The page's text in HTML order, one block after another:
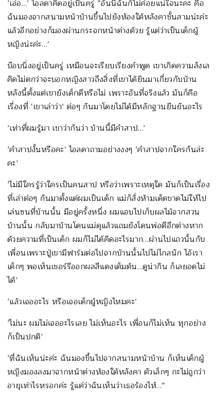
‘เอ่อ…’ ไอลดาคิดอยู่เป็นครู่ “อันนี้ฉันก็ไม่ค่อยแน่ใจนะคะ คือ
ฉันมองจากสนามหน้าบ้านขึ้นไปยังห้องใต้หลังคาชั้นสามน่ะค่ะ
แล้วอีกอย่างก็มองผ่านกระจกหน้าต่างด้วย รู้แต่ว่าเป็นเด็กผู้
หญิงน่ะค่ะ…’
บ๊อบนิ่งอยู่เป็นครู่ เหมือนจะเรียบเรียงคำพูด เขาเกิดความลังเล
คิดไม่ตกว่าจะบอกหญิงสาวถึงสิ่งที่เขาได้ยินมาเกี่ยวกับบ้าน
หลังนี้ตั้งแต่เขายังเด็กดีหรือไม่ เพราะอันที่จริงแล้ว มันก็คือ
เรื่องที่ ‘เขาเล่าว่า’ ต่อๆ กันมาโดยไม่ได้มีหลักฐานยืนยันอะไร
‘เท่าที่ผมรู้มา เขาว่ากันว่า บ้านนี้มีคำสาป…’
‘คำสาปงั้นหรือคะ’ ไอลดาถามอย่างงงๆ ‘คำสาปจากใครกันล่ะ
คะ’
‘ไม่มีใครรู้ว่าใครเป็นคนสาป หรือว่าเพราะเหตุใด มันก็เป็นเรื่อง
ที่เล่าต่อๆ กันมาตั้งแต่ผมเป็นเด็ก แม่ก็สั่งห้ามเด็ดขาดไม่ให้ไป
เล่นซนที่บ้านนั้น มีอยู่ครั้งหนึ่ง ผมแอบไปเก็บผลไม้จากสวน
บ้านนั้น กลับมาบ้านโดนแม่ดุแล้วแถมยังโดนพ่อตีอีกต่างหาก
ด้วยความที่เป็นเด็ก ผมก็ไม่ได้คิดอะไรมาก…ผ่านไปแถวนั้นกับ
เพื่อนเพราะปู่เขามีฟาร์มต่อไปจากบ้านนั้นไปไม่ไกลนัก ไอ้เรา
เด็กๆ พอเห็นเชอร์รีออกผลสีแดงเต็มต้น…ดูน่ากิน ก็เลยอดไม่
ได้’
‘แล้วเจออะไร หรือเจอเด็กผู้หญิงไหมคะ’
‘ไม่นะ ผมไม่เจออะไรเลย ไม่เห็นอะไร เพื่อนก็ไม่เห็น ทุกอย่าง
ก็เป็นปกติ’
‘ที่ฉันเห็นน่ะค่ะ ฉันมองขึ้นไปจากสนามหน้าบ้าน ก็เห็นเด็กผู้
หญิงมองลงมาจากหน้าต่างห้องใต้หลังคา ตัวเล็กๆ กะไม่ถูกว่า
อายุเท่าไรหรอกค่ะ รู้แต่ว่าฉันเห็นว่าเธอร้องไห้…”